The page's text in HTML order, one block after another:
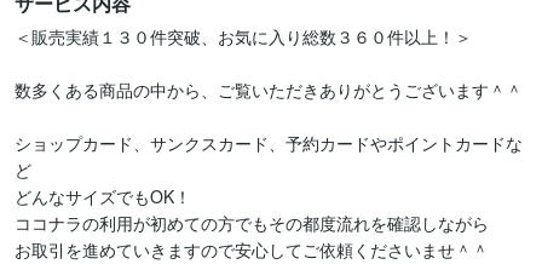
＜販売実績１３０件突破、お気に入り総数３６０件以上！＞
数多くある商品の中から、ご覧いただきありがとうございます＾＾
ショップカード、サンクスカード、予約カードやポイントカードな
ど
どんなサイズでもOK！
ココナラの利用が初めての方でもその都度流れを確認しながら
お取引を進めていきますので安心してご依頼くださいませ＾＾